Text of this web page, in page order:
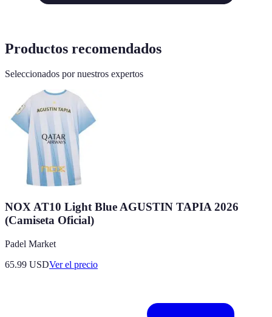
Productos recomendados
Seleccionados por nuestros expertos
NOX AT10 Light Blue AGUSTIN TAPIA 2026
(Camiseta Oficial)
Padel Market
65.99 USDVer el precio